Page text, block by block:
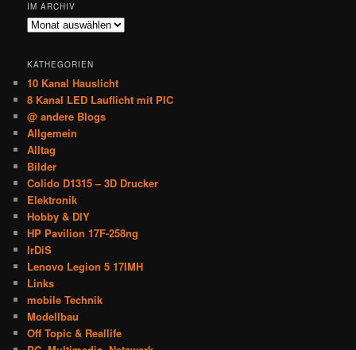
IM ARCHIV
Im
KATHEGORIEN
10 Kanal Hauslicht
8 Kanal LED Lauflicht mit PIC
@ andere Blogs
Allgemein
Alltag
Bilder
Colido D1315 – 3D Drucker
Elektronik
Hobby & DIY
HP Pavilion 17F-258ng
IrDiS
Lenovo Legion 5 17IMH
Links
mobile Technik
Modellbau
Off Topic & Reallife